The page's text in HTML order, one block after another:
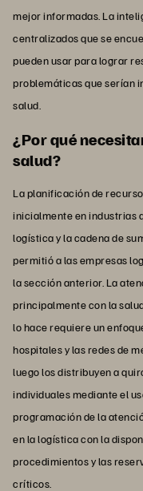
mejor informadas. La
centralizados que se
pueden usar para lograr
problemáticas que serían
salud.
¿Por qué
salud?
La planificación de
inicialmente en industrias
logística y la cadena de
permitió a las empresas
la sección anterior. La
principalmente con la
lo hace requiere un
hospitales y las redes de
luego los distribuyen a
individuales mediante el
programación de la
en la logística con la
procedimientos y las
críticos.